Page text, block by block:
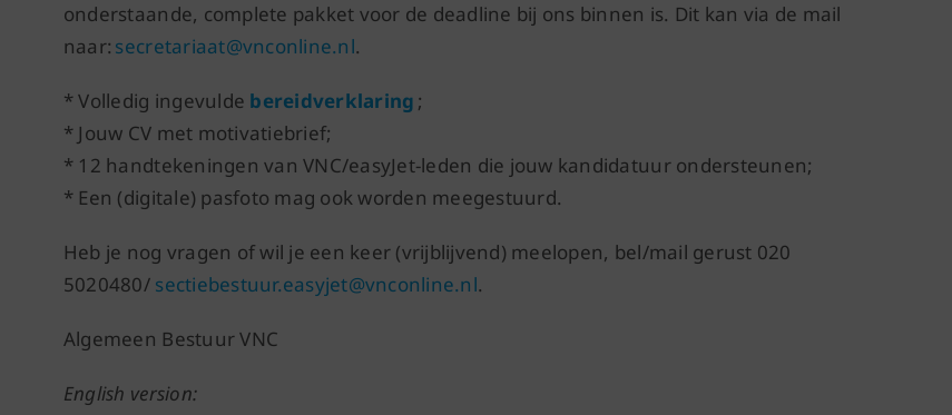
onderstaande, complete pakket voor de deadline bij ons binnen is. Dit kan via de mail
naar: secretariaat@vnconline.nl.
* Volledig ingevulde bereidverklaring ;
* Jouw CV met motivatiebrief;
* 12 handtekeningen van VNC/easyJet-leden die jouw kandidatuur ondersteunen;
* Een (digitale) pasfoto mag ook worden meegestuurd.
Heb je nog vragen of wil je een keer (vrijblijvend) meelopen, bel/mail gerust 020
5020480/ sectiebestuur.easyjet@vnconline.nl.
Algemeen Bestuur VNC
English version: